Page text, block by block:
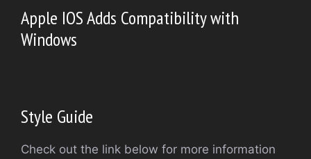
Apple IOS Adds Compatibility with
Windows
Style Guide
Check out the link below for more information